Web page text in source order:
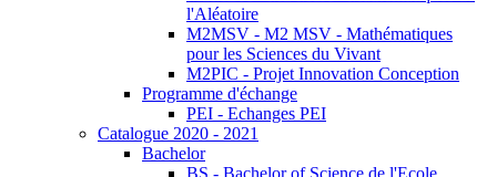
l'Aléatoire
M2MSV - M2 MSV - Mathématiques
pour les Sciences du Vivant
M2PIC - Projet Innovation Conception
Programme d'échange
PEI - Echanges PEI
Catalogue 2020 - 2021
Bachelor
BS - Bachelor of Science de l'Ecole